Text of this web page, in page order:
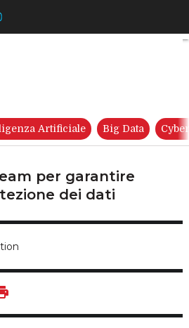
ATM sceglie Veeam per
Artificiale Big Data
per garantire
dei dati